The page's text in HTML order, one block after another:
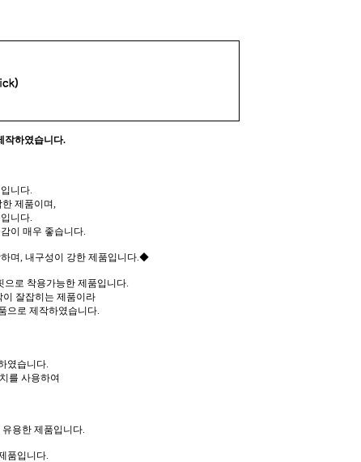
작하였습니다.
니다.
제품이며,
니다.
이 매우 좋습니다.
며, 내구성이 강한 제품입니다.◆
로 착용가능한 제품입니다.
잘잡히는 제품이라
으로 제작하였습니다.
였습니다.
를 사용하여
용한 제품입니다.
품입니다.